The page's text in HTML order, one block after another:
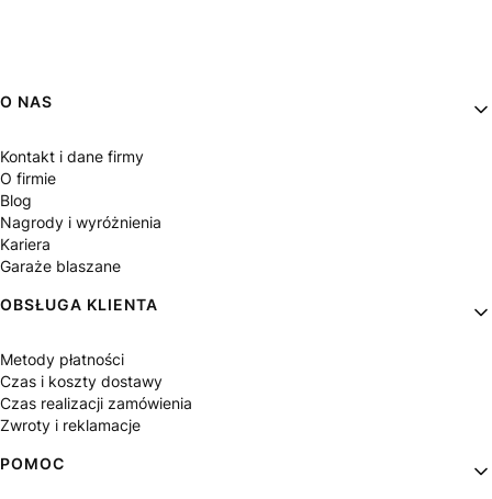
Linki w stopce
O NAS
Kontakt i dane firmy
O firmie
Blog
Nagrody i wyróżnienia
Kariera
Garaże blaszane
OBSŁUGA KLIENTA
Metody płatności
Czas i koszty dostawy
Czas realizacji zamówienia
Zwroty i reklamacje
POMOC